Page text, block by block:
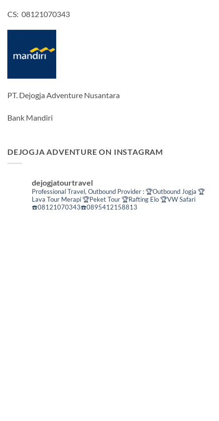
CS: 08121070343
PT. Dejogja Adventure Nusantara
Bank Mandiri
DEJOGJA ADVENTURE ON INSTAGRAM
dejogjatourtravel
Professional Travel,Outbound Provider :🏆Outbound Jogja 🏆
Lava Tour Merapi🏆Peket Tour🏆Rafting Elo🏆VW Safari
☎️08121070343☎️0895412158813